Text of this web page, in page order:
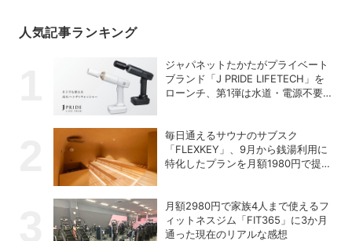
人気記事ランキング
ジャパネットたかたがプライベート
ブランド「J PRIDE LIFETECH」を
ローンチ、第1弾は水道・電源不要
毎日通えるサウナのサブスク
「FLEXKEY」、9月から銭湯利用に
特化したプランを月額1980円で提供
月額2980円で家族4人まで使えるフ
ィットネスジム「FIT365」に3か月
通った現在のリアルな感想